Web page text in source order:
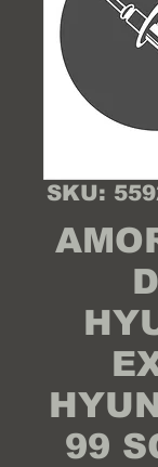
SKU:
99